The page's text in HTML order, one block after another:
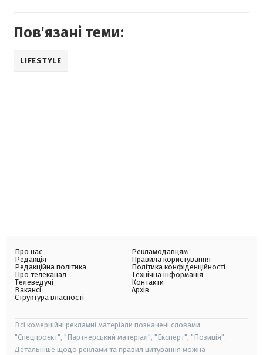
Пов'язані теми:
LIFESTYLE
Про нас
Редакція
Редакційна політика
Про телеканал
Телеведучі
Вакансії
Структура власності
Рекламодавцям
Правила користування
Політика конфіденційності
Технічна інформація
Контакти
Архів
Всі комерційні рекламні матеріали позначені словами
"Спецпроєкт", "Партнерський матеріал", "Експерт", "Позиція".
Детальніше щодо реклами та правил цитування можна